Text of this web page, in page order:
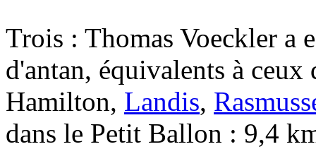
Trois : Thomas Voeckler a
d'antan, équivalents à ceux
Hamilton, Landis,
dans le Petit Ballon : 9,4